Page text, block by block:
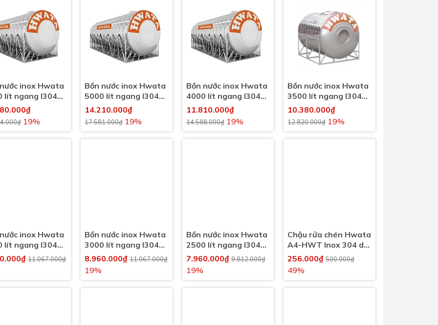
inox Hwata
lít ngang I304
19%
Bồn nước inox Hwata
5000 lít ngang I304
(5000l)
14.210.000₫
17.581.000₫19%
Bồn nước inox Hwata
4000 lít ngang I304
(4000l)
11.810.000₫
14.588.000₫19%
Bồn nước inox Hwata
3500 lít ngang I304
(3500l)
10.380.000₫
12.820.000₫19%
inox Hwata
lít ngang I304
đường kính
11.067.000₫
Bồn nước inox Hwata
3000 lít ngang I304
(3000l) đường kính
8.960.000₫11.067.000₫
19%
Bồn nước inox Hwata
2500 lít ngang I304
(2500l)
7.960.000₫9.812.000₫
19%
Chậu rửa chén Hwata
A4-HWT Inox 304 dài
43cm
256.000₫500.000₫
49%